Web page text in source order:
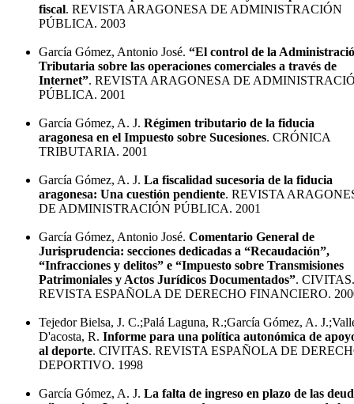
fiscal. REVISTA ARAGONESA DE ADMINISTRACIÓN
PÚBLICA. 2003
García Gómez, Antonio José. “El control de la
Tributaria sobre las operaciones comerciales a través de
Internet”. REVISTA ARAGONESA DE
PÚBLICA. 2001
García Gómez, A. J. Régimen tributario de la fiducia
aragonesa en el Impuesto sobre Sucesiones. CRÓNICA
TRIBUTARIA. 2001
García Gómez, A. J. La fiscalidad sucesoria de la fiducia
aragonesa: Una cuestión pendiente. REVISTA
DE ADMINISTRACIÓN PÚBLICA. 2001
García Gómez, Antonio José. Comentario General de
Jurisprudencia: secciones dedicadas a “Recaudación”,
“Infracciones y delitos” e “Impuesto sobre Transmisiones
Patrimoniales y Actos Jurídicos Documentados”. CIVITAS.
REVISTA ESPAÑOLA DE DERECHO FINANCIERO.
Tejedor Bielsa, J. C.;Palá Laguna, R.;García Gómez, A.
D'acosta, R. Informe para una política autonómica de
al deporte. CIVITAS. REVISTA ESPAÑOLA DE
DEPORTIVO. 1998
García Gómez, A. J. La falta de ingreso en plazo de las